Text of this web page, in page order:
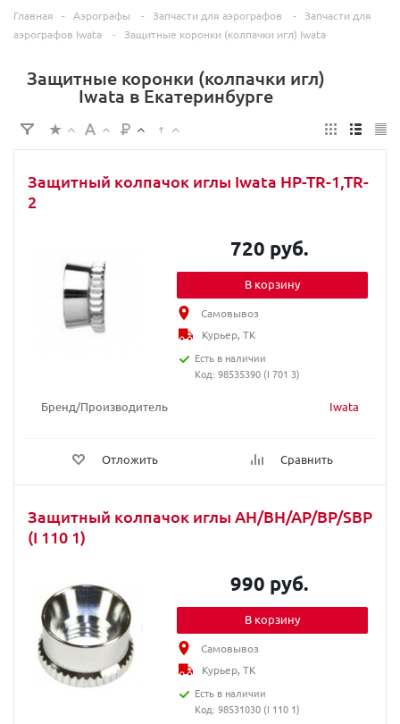
Главная - Аэрографы - Запчасти для аэрографов -
Запчасти для
аэрографов Iwata
- Защитные коронки (колпачки игл) Iwata
Защитные коронки (колпачки игл)
Iwata в Екатеринбурге
Защитный колпачок иглы Iwata HP-TR-1,TR-
2
Бренд/Производитель Iwata
Отложить Сравнить
720 руб.
В корзину
Самовывоз
Курьер, ТК
Есть в наличии
Код: 98535390 (I 701 3)
Защитный колпачок иглы AH/BH/AP/BP/SBP
(I 110 1)
990 руб.
В корзину
Самовывоз
Курьер, ТК
Есть в наличии
Код: 98531030 (I 110 1)